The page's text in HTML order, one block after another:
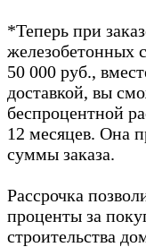
*Теперь при
железобетонных
50 000 руб.,
доставкой, вы
беспроцентной
12 месяцев. Она
суммы заказа.
Рассрочка
проценты за
строительства